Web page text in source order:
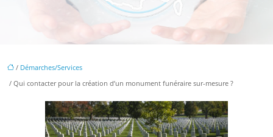
/ Démarches/Services
/ Qui contacter pour la création d’un monument funéraire sur-mesure ?